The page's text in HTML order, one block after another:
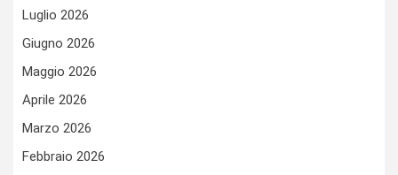
Luglio 2026
Giugno 2026
Maggio 2026
Aprile 2026
Marzo 2026
Febbraio 2026